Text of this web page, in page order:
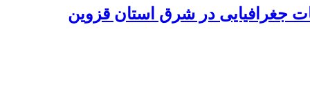
جغرافیایی در شرق استان قزوین